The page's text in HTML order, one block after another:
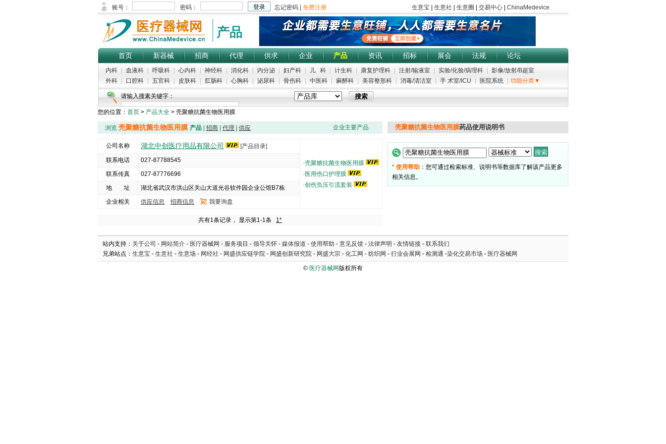
产品
首页 新器械 招商 代理 供求 企业 产品 资讯 招标 展会 法规 论坛
内科 血液科 呼吸科 心内科 神经科 消化科 内分泌 妇产科 儿 科 计生科 康复护理科 注射/输液室 实验/化验/病理科
影像/放射/B超室
外科
口腔科 五官科 皮肤科 肛肠科 心胸科 泌尿科 骨伤科 中医科 麻醉科 美容整形科 消毒/清洁室 手 术室/ICU 医院系统 功能分类▼
请输入搜素关键字：
热门搜索： 血压表| 中心供气系统|前列腺治疗仪
您的位置： 首页 > 产品大全 > 壳聚糖抗菌生物医用膜
壳聚糖抗菌生物医用膜药品使用说明书
* 使用帮助： 您可通过检索标准、说明书等数据库了解该产品更多
相关信息。
浏览 壳聚糖抗菌生物医用膜 产品 招商 代理 供应 企业主要产品
公司名称 湖北中创医疗用品有限公司 [产品目录]
·壳聚糖抗菌生物医用膜
· 医用伤口护理膜
·创伤负压引流套装
联系电话
027-87788545
联系传真
027-87776696
地 址
湖北省武汉市洪山区关山大道光谷软件园企业公馆B7栋
企业相关
供应信息 招商信息 我要询盘
共有1条记录， 显示第1-1条 1*
站内支持： 关于公司 - 网站简介 - 医疗器械网 - 服务项目 - 领导关怀 - 媒体报道 - 使用帮助 - 意见反馈 - 法律声明 - 友情链接 - 联系我们
兄弟站点： 生意宝 - 生意社 - 生意场 - 网经社 - 网盛供应链学院 - 网盛创新研究院 - 网盛大宗 - 化工网 - 纺织网 - 行业会展网 - 检测通 -染化交易市场 - 医疗器械网
© 医疗器械网版权所有